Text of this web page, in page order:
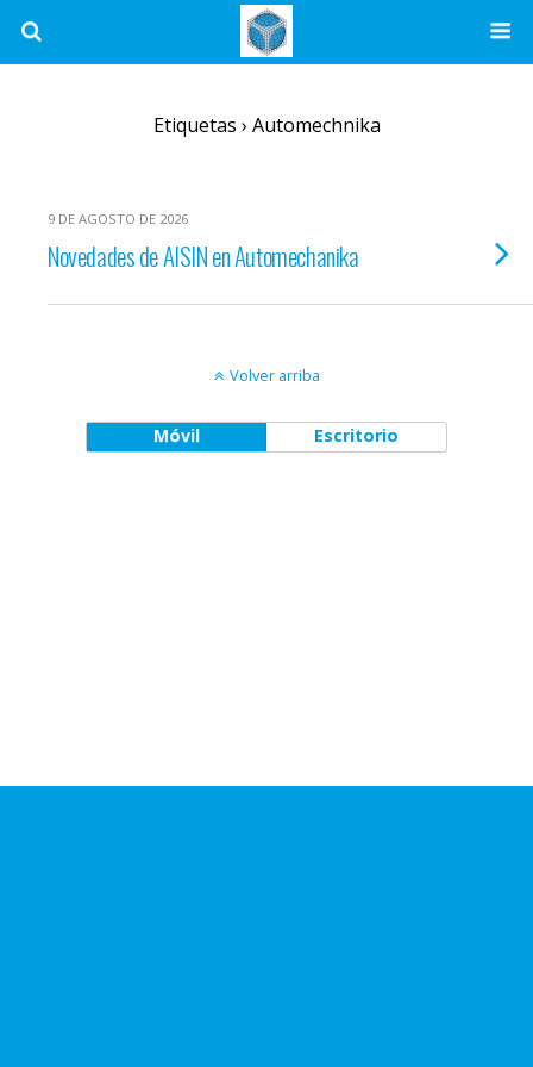
Etiquetas › Automechnika
9 DE AGOSTO DE 2026
Novedades de AISIN en Automechanika
Volver arriba
Móvil Escritorio